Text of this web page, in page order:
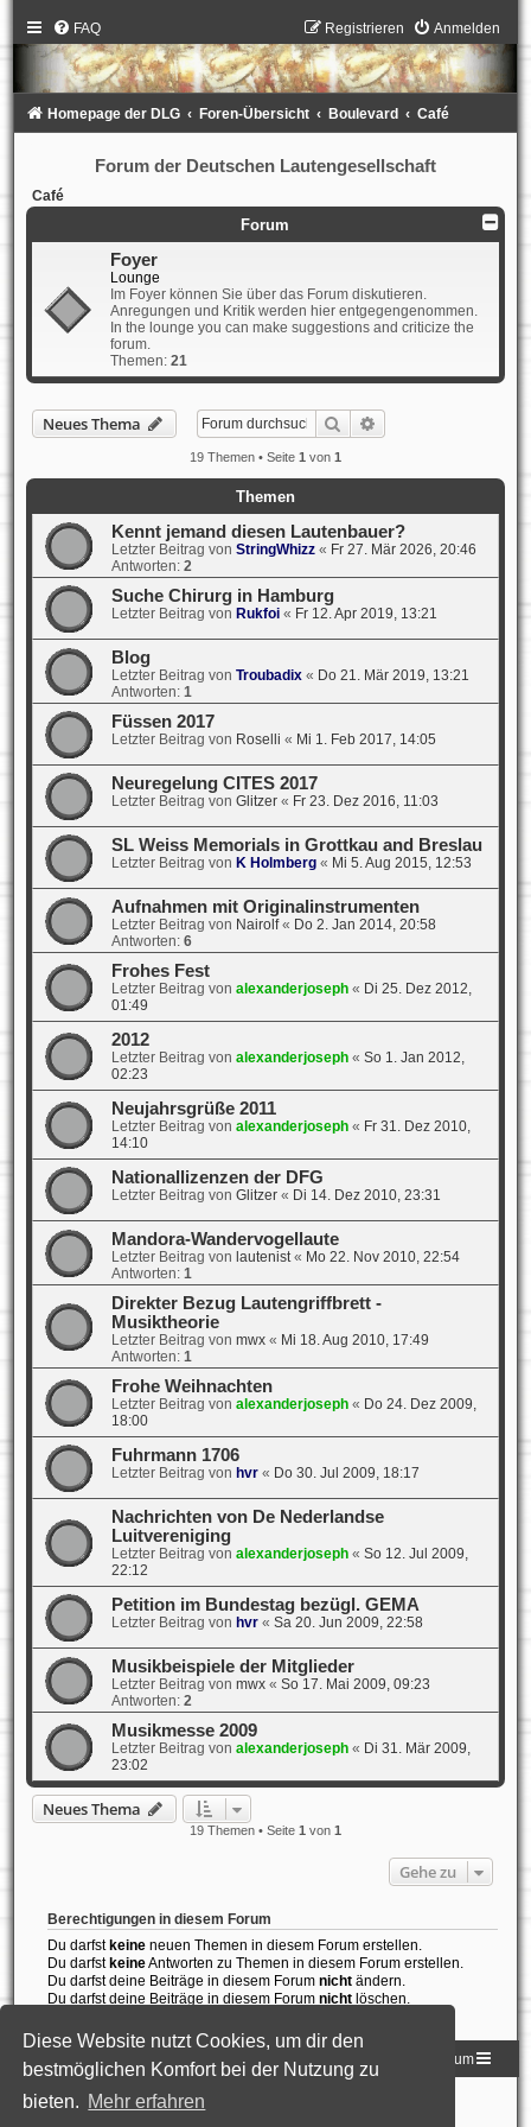
Diese Website nutzt Cookies, um dir den
bestmöglichen Komfort bei der Nutzung zu
bieten. Mehr erfahren
FAQ Anmelden
Registrieren
Homepage der DLG Foren-Übersicht Boulevard Café
Forum der Deutschen Lautengesellschaft
Café
Forum
Foyer
Lounge
Im Foyer können Sie über das Forum diskutieren.
Anregungen und Kritik werden hier entgegengenommen.
In the lounge you can make suggestions and criticize the
forum.
Themen: 21
Neues Thema Suche
19 Themen • Seite 1von 1
Themen
Kennt jemand diesen Lautenbauer?
Letzter Beitrag von StringWhizz« Fr 27. Mär 2026, 20:46
Antworten: 2
Suche Chirurg in Hamburg
Letzter Beitrag von Rukfoi« Fr 12. Apr 2019, 13:21
Blog
Letzter Beitrag von Troubadix« Do 21. Mär 2019, 13:21
Antworten: 1
Füssen 2017
Letzter Beitrag von Roselli « Mi 1. Feb 2017, 14:05
Neuregelung CITES 2017
Letzter Beitrag von Glitzer« Fr 23. Dez 2016, 11:03
SL Weiss Memorials in Grottkau and Breslau
Letzter Beitrag von K Holmberg« Mi 5. Aug 2015, 12:53
Aufnahmen mit Originalinstrumenten
Letzter Beitrag von Nairolf« Do 2. Jan 2014, 20:58
Antworten: 6
Frohes Fest
Letzter Beitrag von alexanderjoseph« Di 25. Dez 2012,
01:49
2012
Letzter Beitrag von alexanderjoseph« So 1. Jan 2012,
02:23
Neujahrsgrüße 2011
Letzter Beitrag von alexanderjoseph« Fr 31. Dez 2010,
14:10
Nationallizenzen der DFG
Letzter Beitrag von Glitzer« Di 14. Dez 2010, 23:31
Mandora-Wandervogellaute
Letzter Beitrag von lautenist« Mo 22. Nov 2010, 22:54
Antworten: 1
Direkter Bezug Lautengriffbrett -
Musiktheorie
Letzter Beitrag von mwx« Mi 18. Aug 2010, 17:49
Antworten: 1
Frohe Weihnachten
Letzter Beitrag von alexanderjoseph« Do 24. Dez 2009,
18:00
Fuhrmann 1706
Letzter Beitrag von hvr« Do 30. Jul 2009, 18:17
Nachrichten von De Nederlandse
Luitvereniging
Letzter Beitrag von alexanderjoseph« So 12. Jul 2009,
22:12
Petition im Bundestag bezügl. GEMA
Letzter Beitrag von hvr« Sa 20. Jun 2009, 22:58
Musikbeispiele der Mitglieder
Letzter Beitrag von mwx« So 17. Mai 2009, 09:23
Antworten: 2
Musikmesse 2009
Letzter Beitrag von alexanderjoseph« Di 31. Mär 2009,
23:02
Neues Thema
19 Themen • Seite 1von 1
Gehe zu
Berechtigungen in diesem Forum
Du darfst keineneuen Themen in diesem Forum erstellen.
Du darfst keineAntworten zu Themen in diesem Forum erstellen.
Du darfst deine Beiträge in diesem Forum nichtändern.
Du darfst deine Beiträge in diesem Forum nichtlöschen.
Homepage der DLG Foren-Übersicht Impressum
Powered byphpBB® Forum Software © phpBB Limited